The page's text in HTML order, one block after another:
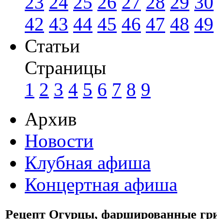
42 43 44 45 46 47 48 49
Статьи
Страницы
1 2 3 4 5 6 7 8 9
Архив
Новости
Клубная афиша
Концертная афиша
Рецепт Огурцы, фаршированные